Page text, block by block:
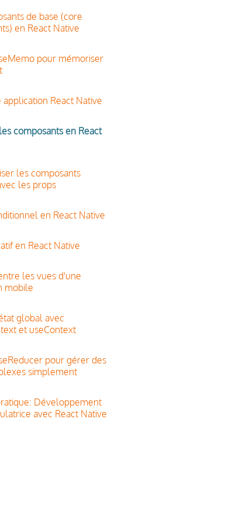
de base (core
en React Native
pour mémoriser
React Native
composants en React
les composants
les props
en React Native
en React Native
les vues d'une
mobile
global avec
et useContext
pour gérer des
simplement
Développement
avec React Native